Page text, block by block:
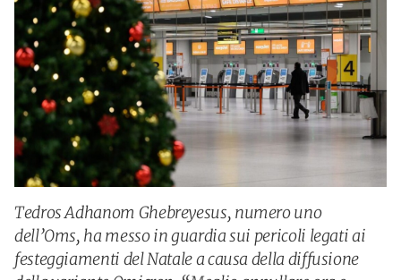
Tedros Adhanom Ghebreyesus, numero uno
dell’Oms, ha messo in guardia sui pericoli legati ai
festeggiamenti del Natale a causa della diffusione